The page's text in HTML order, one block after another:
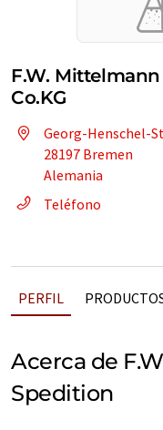
F.W.
Co.KG
Georg-Henschel-
28197 Bremen
Alemania
Teléfono
PERFIL
Acerca de
Spedition